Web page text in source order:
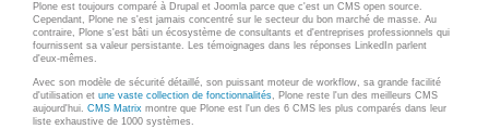
EMAILING
GESTION DES TEMPS
Plone est toujours comparé à Drupal et Joomla parce que c'est un CMS open source.
Cependant, Plone ne s'est jamais concentré sur le secteur du bon marché de masse. Au
contraire, Plone s'est bâti un écosystème de consultants et d'entreprises professionnels qui
fournissent sa valeur persistante. Les témoignages dans les réponses LinkedIn parlent
d'eux-mêmes.
Avec son modèle de sécurité détaillé, son puissant moteur de workflow, sa grande facilité
d'utilisation et une vaste collection de fonctionnalités, Plone reste l'un des meilleurs CMS
aujourd'hui. CMS Matrix montre que Plone est l'un des 6 CMS les plus comparés dans leur
liste exhaustive de 1000 systèmes.